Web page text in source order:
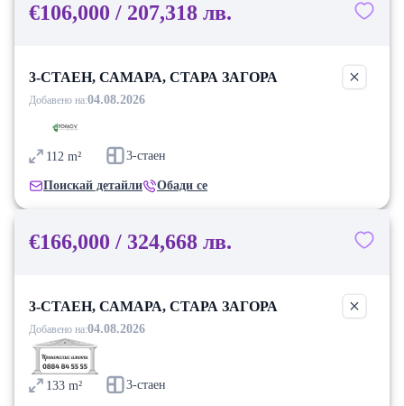
€106,000 / 207,318 лв.
3-СТАЕН, САМАРА, СТАРА ЗАГОРА
Добавено на:04.08.2026
112 m² 3-стаен
Поискай детайли Обади се
€166,000 / 324,668 лв.
3-СТАЕН, САМАРА, СТАРА ЗАГОРА
Добавено на:04.08.2026
133 m² 3-стаен